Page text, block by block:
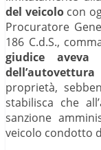
del veicolocon
Procuratore
186 C.d.S.,
giudice
dell’autovettura
proprietà,
stabilisca che
sanzione
veicolo condotto